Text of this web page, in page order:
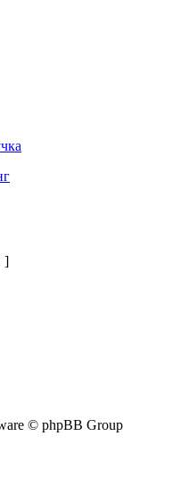
]
© phpBB Group